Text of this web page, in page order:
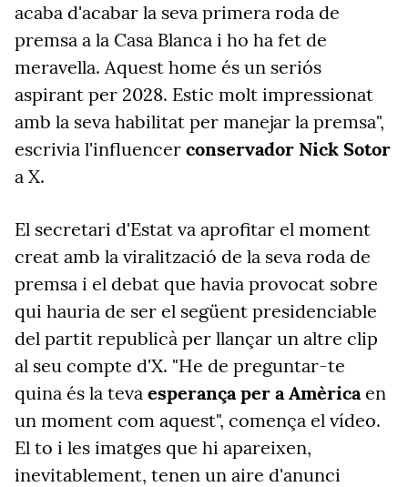
acaba d'acabar la seva primera roda de
premsa a la Casa Blanca i ho ha fet de
meravella. Aquest home és un seriós
aspirant per 2028. Estic molt impressionat
amb la seva habilitat per manejar la premsa",
escrivia l'influencer conservador Nick Sotor
a X.
El secretari d'Estat va aprofitar el moment
creat amb la viralització de la seva roda de
premsa i el debat que havia provocat sobre
qui hauria de ser el següent presidenciable
del partit republicà per llançar un altre clip
al seu compte d'X. "He de preguntar-te
quina és la teva esperança per a Amèricaen
un moment com aquest", comença el vídeo.
El to i les imatges que hi apareixen,
inevitablement, tenen un aire d'anunci